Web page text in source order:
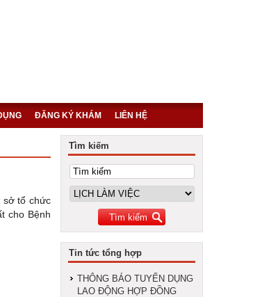
ĐĂNG KÝ KHÁM LIÊN HỆ
sở tổ chức
cho Bệnh
Tìm kiếm
Tin tức tổng hợp
THÔNG BÁO TUYỂN DỤNG
LAO ĐỘNG HỢP ĐỒNG